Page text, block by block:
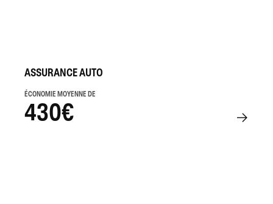
ASSURANCE AUTO
ÉCONOMIE MOYENNE DE
430€